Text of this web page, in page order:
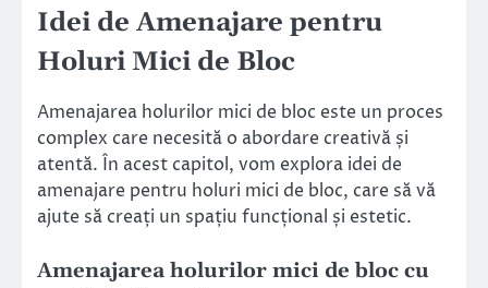
Idei de Amenajare pentru
Holuri Mici de Bloc
Amenajarea holurilor mici de bloc este un proces
complex care necesită o abordare creativă și
atentă. În acest capitol, vom explora idei de
amenajare pentru holuri mici de bloc, care să vă
ajute să creați un spațiu funcțional și estetic.
Amenajarea holurilor mici de bloc cu